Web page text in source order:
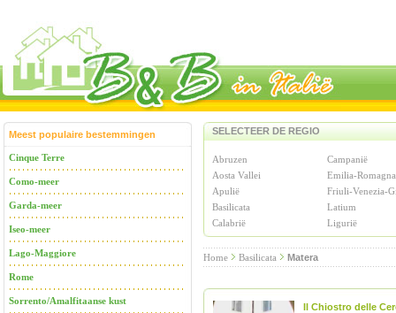
Meest populaire bestemmingen
Cinque Terre
Como-meer
Garda-meer
Iseo-meer
Lago-Maggiore
Rome
Sorrento/Amalfitaanse kust
SELECTEER DE REGIO
Abruzen
Campanië
Aosta Vallei
Emilia-Romagna
Apulië
Friuli-Venezia-
Basilicata
Latium
Calabrië
Ligurië
Home Basilicata Matera
Il Chiostro delle